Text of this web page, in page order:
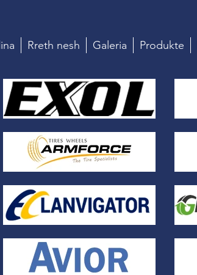
Rreth nesh Galeria Produkte